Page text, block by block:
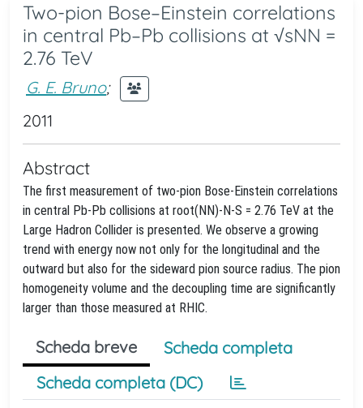
Two-pion Bose–Einstein correlations
in central Pb–Pb collisions at √sNN =
2.76 TeV
G. E. Bruno;
2011
Abstract
The first measurement of two-pion Bose-Einstein correlations
in central Pb-Pb collisions at root(NN)-N-S = 2.76 TeV at the
Large Hadron Collider is presented. We observe a growing
trend with energy now not only for the longitudinal and the
outward but also for the sideward pion source radius. The pion
homogeneity volume and the decoupling time are significantly
larger than those measured at RHIC.
Scheda breve
Scheda completa
Scheda completa (DC)